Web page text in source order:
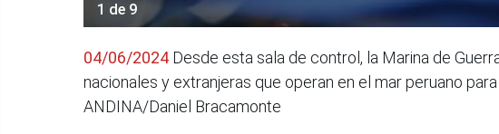
1 de 9
04/06/2024 Desde esta sala de control, la Marina de
nacionales y extranjeras que operan en el mar peruano
ANDINA/Daniel Bracamonte